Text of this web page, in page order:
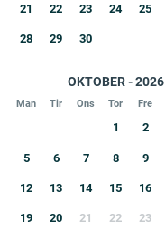
21 22 23 24 25
28 29 30
OKTOBER - 2026
Man Tir Ons Tor Fre
1 2
5 6 7 8 9
12 13 14 15 16
19 20 21 22 23